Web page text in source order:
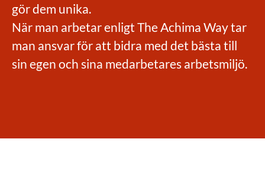
gör dem unika.
När man arbetar enligt The Achima Way tar
man ansvar för att bidra med det bästa till
sin egen och sina medarbetares arbetsmiljö.